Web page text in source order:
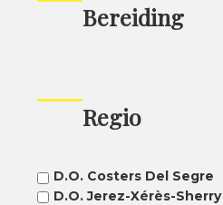
Bereiding
Regio
D.O. Costers Del Segre
D.O. Jerez-Xérès-Sherry